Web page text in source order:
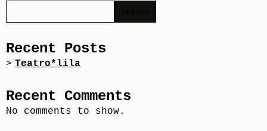
Recent Posts
Teatro*lila
Recent Comments
No comments to show.